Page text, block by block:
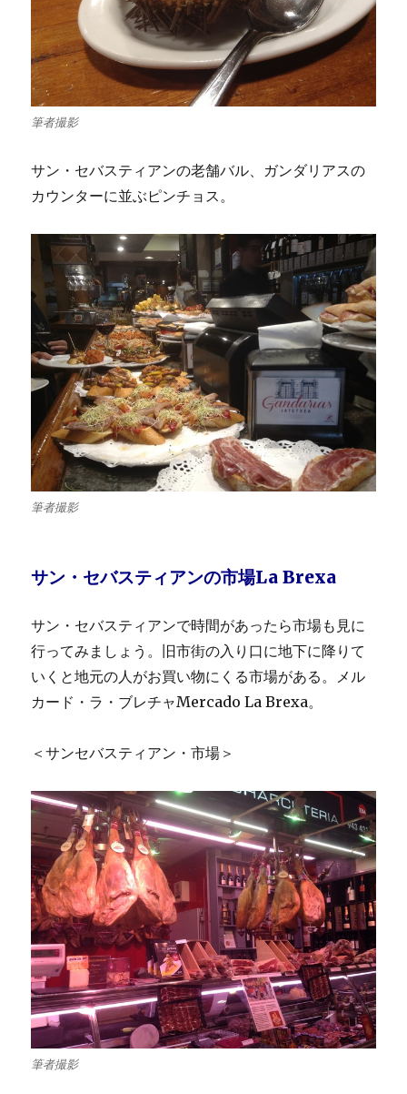
筆者撮影
サン・セバスティアンの老舗バル、ガンダリアスの
カウンターに並ぶピンチョス。
筆者撮影
サン・セバスティアンの市場La Brexa
サン・セバスティアンで時間があったら市場も見に
行ってみましょう。旧市街の入り口に地下に降りて
いくと地元の人がお買い物にくる市場がある。メル
カード・ラ・ブレチャMercado La Brexa。
＜サンセバスティアン・市場＞
筆者撮影